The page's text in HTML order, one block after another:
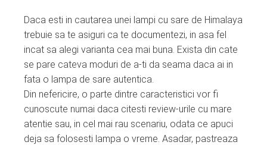
Daca esti in cautarea unei lampi cu sare de Himalaya
trebuie sa te asiguri ca te documentezi, in asa fel
incat sa alegi varianta cea mai buna. Exista din cate
se pare cateva moduri de a-ti da seama daca ai in
fata o lampa de sare autentica.
Din nefericire, o parte dintre caracteristici vor fi
cunoscute numai daca citesti review-urile cu mare
atentie sau, in cel mai rau scenariu, odata ce apuci
deja sa folosesti lampa o vreme. Asadar, pastreaza